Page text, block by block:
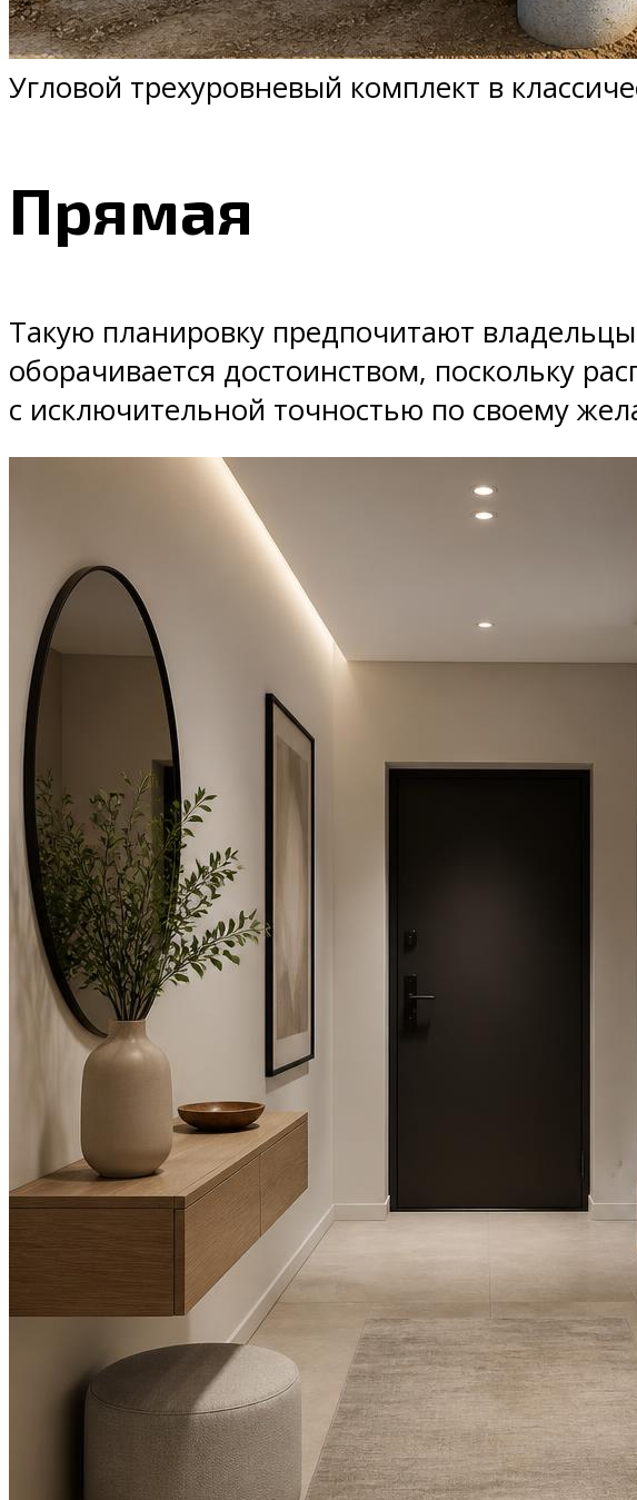
Угловой трехуровневый комплект в
Прямая
Такую планировку предпочитают
оборачивается достоинством, поскольку
с исключительной точностью по своему